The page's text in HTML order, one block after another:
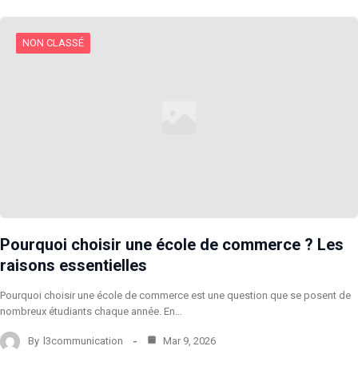
NON CLASSÉ
Pourquoi choisir une école de commerce ? Les
raisons essentielles
Pourquoi choisir une école de commerce est une question que se posent de
nombreux étudiants chaque année. En…
By l3communication Mar 9, 2026